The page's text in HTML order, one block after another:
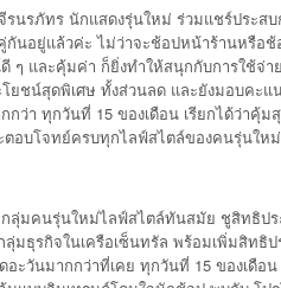
รนรภัทร นักแสดงรุ่นใหม่ ร่วมแชร์ประส
กันอยู่แล้วค่ะ ไม่ว่าจะช้อปหน้าร้านหรือ
ๆ และคุ้มค่า ก็ยิ่งทำให้สนุกกับการใช้จ่
ยชน์สุดพิเศษ ทั้งส่วนลด และยังมอบคะ
ว่า ทุกวันที่ 15 ของเดือน เรียกได้ว่าคุ้ม
อบโจทย์ครบทุกไลฟ์สไตล์ของคนรุ่นให
ะกลุ่มคนรุ่นใหม่ไลฟ์สไตล์ทันสมัย ชูสิทธิ
มธุรกิจในเครือเซ็นทรัล พร้อมเพิ่มสิทธิ
ะวันมากกว่าที่เคย ทุกวันที่ 15 ของเดื